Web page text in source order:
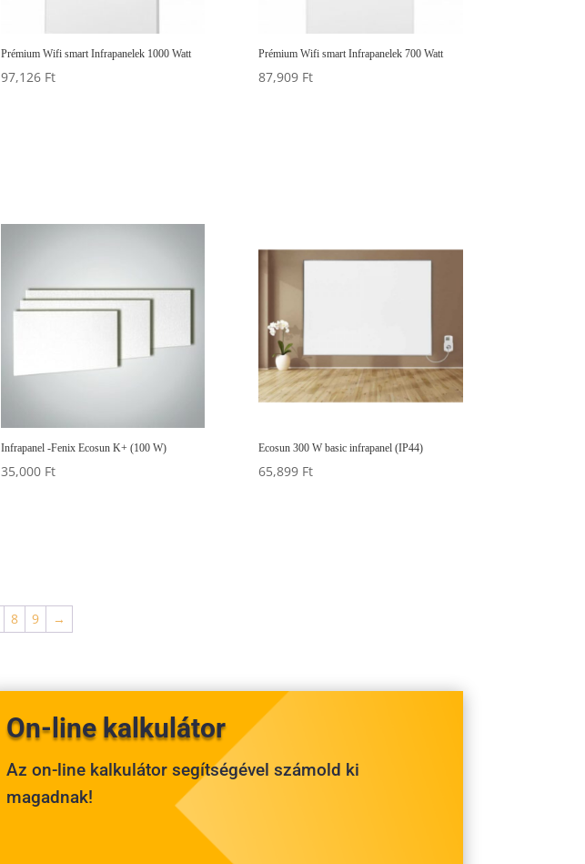
Prémium Wifi smart Infrapanelek 1000 Watt
97,126 Ft
Prémium Wifi smart Infrapanelek 700 Watt
87,909 Ft
Infrapanel -Fenix Ecosun K+ (100 W)
35,000 Ft
Ecosun 300 W basic infrapanel (IP44)
65,899 Ft
8 9 →
On-line kalkulátor
Az on-line kalkulátor segítségével számold ki
magadnak!